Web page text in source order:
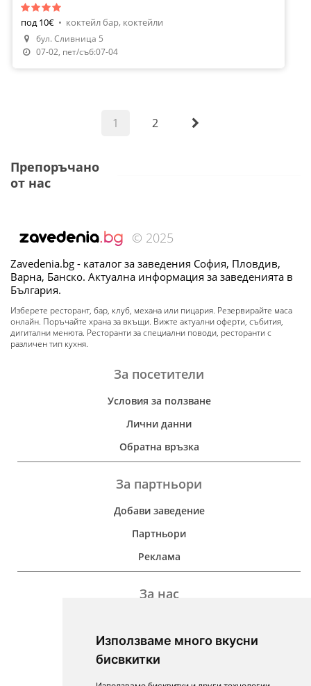
Използваме много вкусни
бисвкитки
Направи Резервация
под 10€ • коктейл бар, коктейли
бул. Сливница 5
07-02, пет/съб:07-04
1 2
Препоръчано
от нас
© 2025
Zavedenia.bg - каталог за заведения София, Пловдив,
Варна, Банско. Актуална информация за заведенията в
България.
Изберете ресторант, бар, клуб, механа или пицария. Резервирайте маса
онлайн. Поръчайте храна за вкъщи. Вижте актуални оферти, събития,
дигитални менюта. Ресторанти за специални поводи, ресторанти с
различен тип кухня.
За посетители
Условия за ползване
Лични данни
Обратна връзка
За партньори
Добави заведение
Партньори
Реклама
За нас
Контакти
For Investors